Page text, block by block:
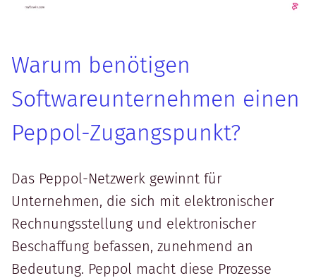
Warum benötigen
Softwareunternehmen einen
Peppol-Zugangspunkt?
Das Peppol-Netzwerk gewinnt für
Unternehmen, die sich mit elektronischer
Rechnungsstellung und elektronischer
Beschaffung befassen, zunehmend an
Bedeutung. Peppol macht diese Prozesse